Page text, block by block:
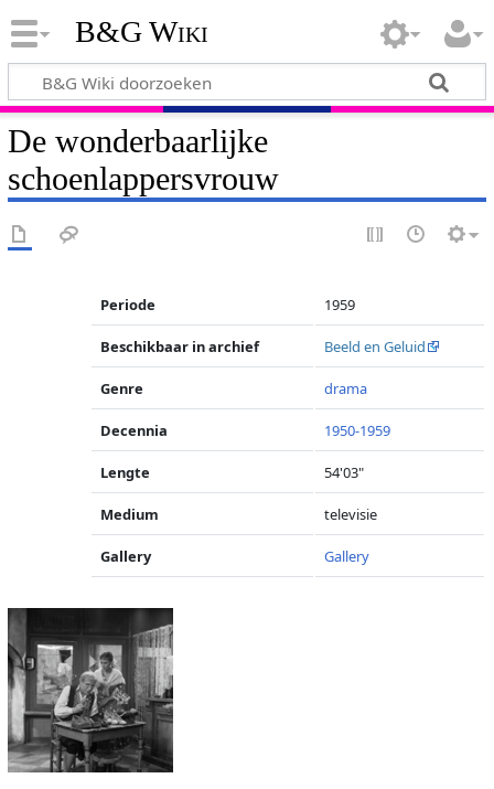
B&G Wiki
De wonderbaarlijke
schoenlappersvrouw
Periode 1959
Beschikbaar in archief Beeld en Geluid
Genre drama
Decennia 1950-1959
Lengte 54'03"
Medium televisie
Gallery Gallery